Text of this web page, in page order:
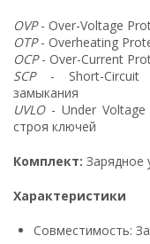
OVP- Over-Voltage
OTP- Overheating
OCP- Over-Current
SCP- Short-Circuit
замыкания
UVLO- Under Voltage
строя ключей
Комплект: Зарядное
Характеристики
Совместимость: